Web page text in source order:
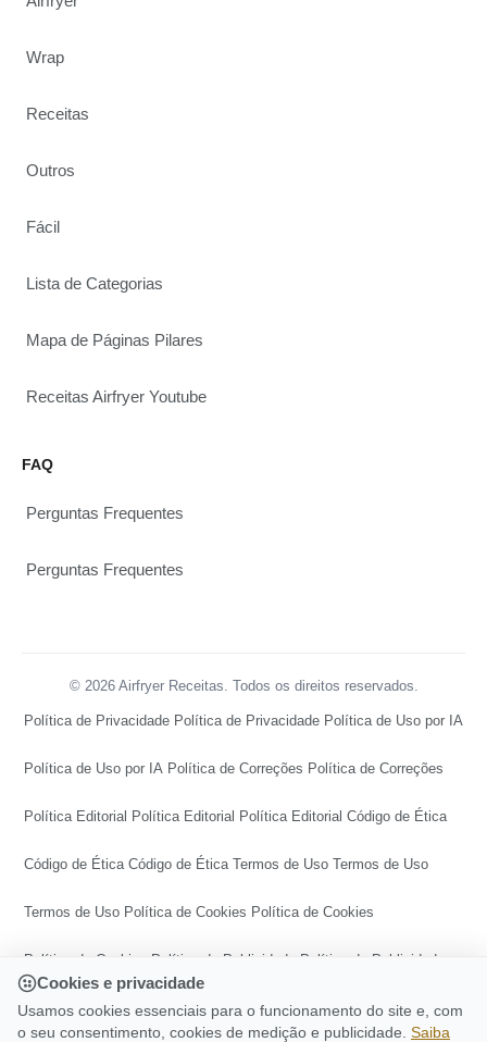
Wrap
Receitas
Outros
Fácil
Lista de Categorias
Mapa de Páginas Pilares
Receitas Airfryer Youtube
FAQ
Perguntas Frequentes
Perguntas Frequentes
© 2026 Airfryer Receitas. Todos os direitos reservados.
Política de Privacidade Política de Privacidade Política de Uso por IA
Política de Uso por IA Política de Correções Política de Correções
Política Editorial Política Editorial Política Editorial Código de Ética
Código de Ética Código de Ética Termos de Uso Termos de Uso
Termos de Uso Política de Cookies Política de Cookies
Política de Cookies Política de Publicidade Política de Publicidade
Política de Publicidade Central de Transparência
Cookies e privacidade
Usamos cookies essenciais para o funcionamento do site e, com
o seu consentimento, cookies de medição e publicidade. Saiba